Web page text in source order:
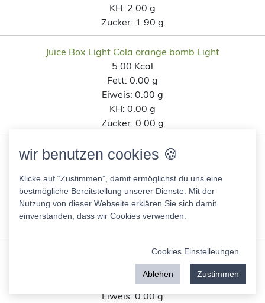
KH: 2.00 g
Zucker: 1.90 g
Juice Box Light Cola orange bomb Light
5.00 Kcal
Fett: 0.00 g
Eiweis: 0.00 g
KH: 0.00 g
Zucker: 0.00 g
Juice Box Light Eistee Hawaii Wave Sirup
Fett:0.00 g
Eiweis:0.00 g
KH:0.00 g
O2 Active Pfirsich weisser Eistee
17.00 Kcal
0.00 g
Eiweis:0.00 g
wir benutzen cookies 🍪
Klicke auf “Zustimmen”, damit ermöglichst du uns eine
bestmögliche Bereitstellung unserer Dienste. Mit der
Nutzung von dieser Webseite erklären Sie sich damit
einverstanden, dass wir Cookies verwenden.
Cookies Einstelleungen
Ablehen Zustimmen